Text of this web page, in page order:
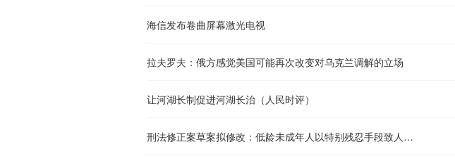
海信发布卷曲屏幕激光电视
拉夫罗夫：俄方感觉美国可能再次改变对乌克兰调解的立场
让河湖长制促进河湖长治（人民时评）
刑法修正案草案拟修改：低龄未成年人以特别残忍手段致人重伤残疾可追刑责